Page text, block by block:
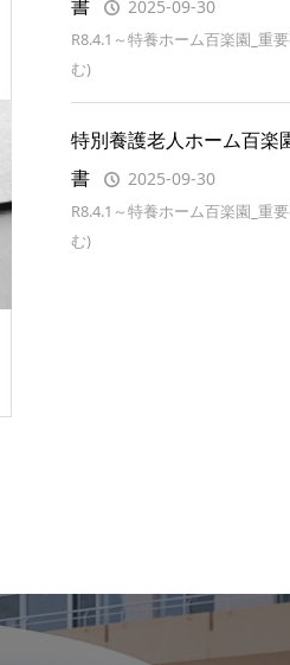
書
2025-09-30
R8.4.1～特養ホーム百楽園_重
む)
特別養護老人ホーム百楽
書
2025-09-30
R8.4.1～特養ホーム百楽園_重
む)